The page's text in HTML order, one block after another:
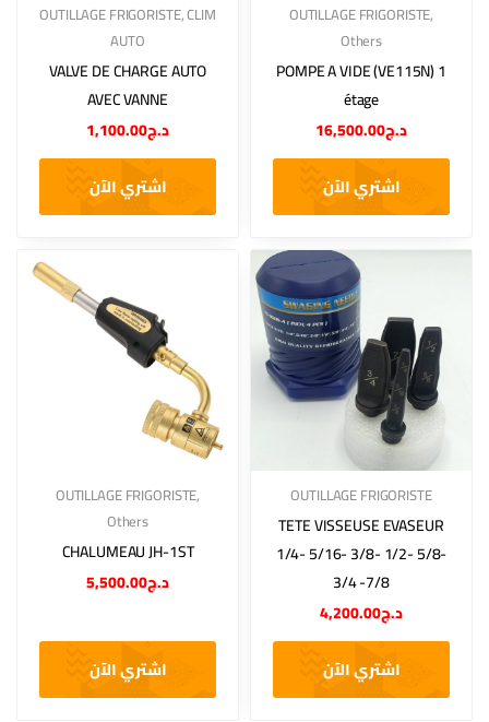
OUTILLAGE FRIGORISTE,CLIM
AUTO
VALVE DE CHARGE AUTO
AVEC VANNE
د.ج1,100.00
اشتري الآن
OUTILLAGE FRIGORISTE,
Others
POMPE A VIDE (VE115N) 1
étage
د.ج16,500.00
اشتري الآن
OUTILLAGE FRIGORISTE,
Others
CHALUMEAU JH-1ST
د.ج5,500.00
اشتري الآن
OUTILLAGE FRIGORISTE
TETE VISSEUSE EVASEUR
1/4- 5/16- 3/8- 1/2- 5/8-
3/4 -7/8
د.ج4,200.00
اشتري الآن